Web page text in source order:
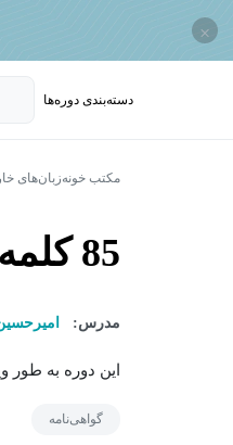
×
دسته‌بندی‌ دوره‌ها
مکتب خونهزبان‌های
85 کلمه کاربردی انگلیسی در روزمره و متون
مدرس:
این دوره به طور
گواهی‌نامه